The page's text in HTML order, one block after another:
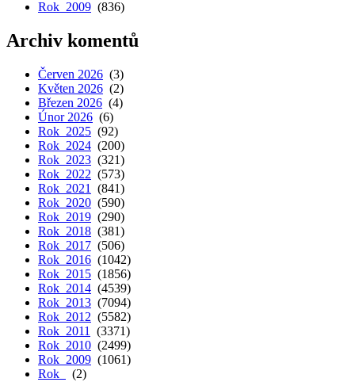
Rok 2009 (836)
Archiv komentů
Červen 2026 (3)
Květen 2026 (2)
Březen 2026 (4)
Únor 2026 (6)
Rok 2025 (92)
Rok 2024 (200)
Rok 2023 (321)
Rok 2022 (573)
Rok 2021
(841)
Rok 2020 (590)
Rok 2019 (290)
Rok 2018 (381)
Rok 2017 (506)
Rok 2016 (1042)
Rok 2015 (1856)
Rok 2014 (4539)
Rok 2013 (7094)
Rok 2012 (5582)
Rok 2011
(3371)
Rok 2010 (2499)
Rok 2009 (1061)
Rok
(2)